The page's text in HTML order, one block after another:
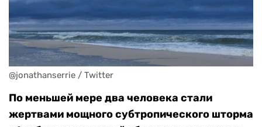
@jonathanserrie / Twitter
По меньшей мере два человека стали
жертвами мощного субтропического шторма